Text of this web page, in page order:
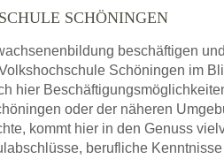
SCHÖNINGEN
beschäftigen
Schöningen im
hier
oder der näheren
kommt hier in den Genuss
berufliche